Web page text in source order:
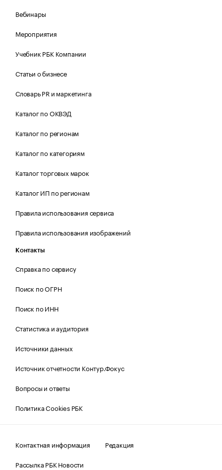
Вебинары
Мероприятия
Учебник РБК Компании
Статьи о бизнесе
Словарь PR и маркетинга
Каталог по ОКВЭД
Каталог по регионам
Каталог по категориям
Каталог торговых марок
Каталог ИП по регионам
Правила использования сервиса
Правила использования изображений
Контакты
Справка по сервису
Поиск по ОГРН
Поиск по ИНН
Статистика и аудитория
Источники данных
Источник отчетности Контур.Фокус
Вопросы и ответы
Политика Cookies РБК
Контактная информация
Редакция
Рассылка РБК Новости